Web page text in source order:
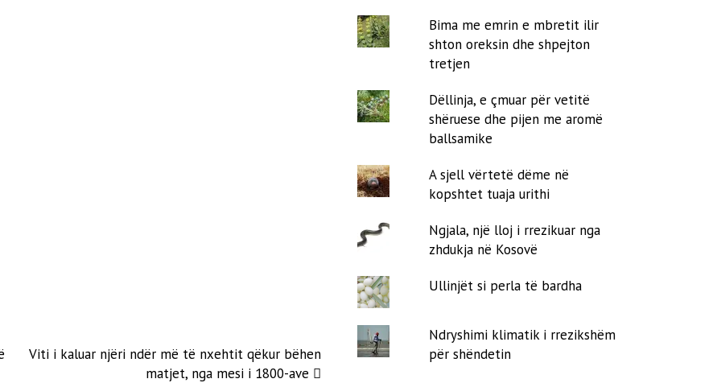
Viti i kaluar njëri ndër më të nxehtit qëkur bëhen
matjet, nga mesi i 1800-ave
Bima me emrin e mbretit ilir
shton oreksin dhe shpejton
tretjen
Dëllinja, e çmuar për vetitë
shëruese dhe pijen me aromë
ballsamike
A sjell vërtetë dëme në
kopshtet tuaja urithi
Ngjala, një lloj i rrezikuar nga
zhdukja në Kosovë
Ullinjët si perla të bardha
Ndryshimi klimatik i rrezikshëm
për shëndetin